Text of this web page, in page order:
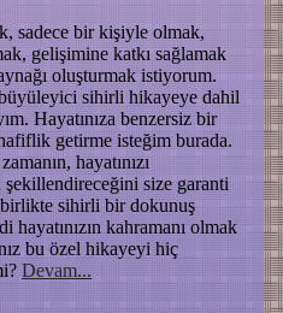
sadece bir kişiyle olmak,
gelişimine katkı sağlamak
oluşturmak istiyorum.
sihirli hikayeye dahil
Hayatınıza benzersiz bir
getirme isteğim burada.
hayatınızı
size garanti
sihirli bir dokunuş
hayatınızın kahramanı olmak
bu özel hikayeyi hiç
Devam...